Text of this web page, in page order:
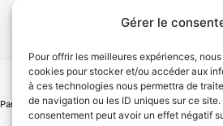
Gérer le
Pour offrir les meilleures expériences,
cookies pour stocker et/ou accéder aux
à ces technologies nous permettra de
de navigation ou les ID uniques sur ce
consentement peut avoir un effet négatif
Participer